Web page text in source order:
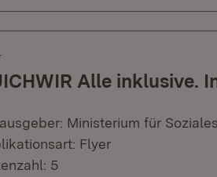
Alle inklusive.
Ministerium für
Flyer
5